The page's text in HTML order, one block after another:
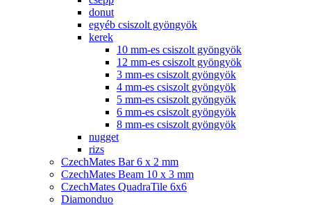
donut
egyéb csiszolt gyöngyök
kerek
10 mm-es csiszolt gyöngyök
12 mm-es csiszolt gyöngyök
3 mm-es csiszolt gyöngyök
4 mm-es csiszolt gyöngyök
5 mm-es csiszolt gyöngyök
6 mm-es csiszolt gyöngyök
8 mm-es csiszolt gyöngyök
nugget
rizs
CzechMates Bar 6 x 2 mm
CzechMates Beam 10 x 3 mm
CzechMates QuadraTile 6x6
Diamonduo